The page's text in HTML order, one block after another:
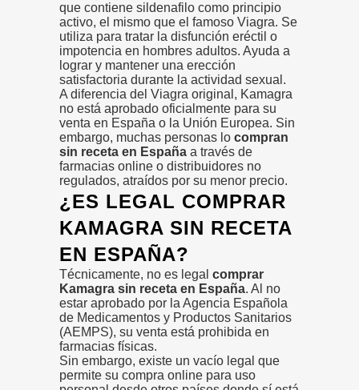
que contiene sildenafilo como principio
activo, el mismo que el famoso Viagra. Se
utiliza para tratar la disfunción eréctil o
impotencia en hombres adultos. Ayuda a
lograr y mantener una erección
satisfactoria durante la actividad sexual.
A diferencia del Viagra original, Kamagra
no está aprobado oficialmente para su
venta en España o la Unión Europea. Sin
embargo, muchas personas lo compran
sin receta en España a través de
farmacias online o distribuidores no
regulados, atraídos por su menor precio.
¿ES LEGAL COMPRAR
KAMAGRA SIN RECETA
EN ESPAÑA?
Técnicamente, no es legal comprar
Kamagra sin receta en España. Al no
estar aprobado por la Agencia Española
de Medicamentos y Productos Sanitarios
(AEMPS), su venta está prohibida en
farmacias físicas.
Sin embargo, existe un vacío legal que
permite su compra online para uso